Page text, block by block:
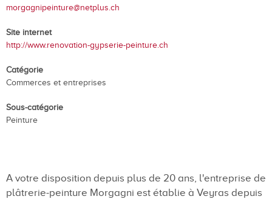
morgagnipeinture@netplus.ch
Site internet
http://www.renovation-gypserie-peinture.ch
Catégorie
Commerces et entreprises
Sous-catégorie
Peinture
A votre disposition depuis plus de 20 ans, l'entreprise de
plâtrerie-peinture Morgagni est établie à Veyras depuis